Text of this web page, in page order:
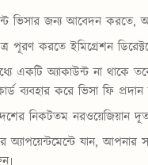
ভিসার জন্য আবেদন
পূরণ করতে ইমিগ্রেশন
একটি অ্যাকাউন্ট না
ব্যবহার করে ভিসা ফি
নিকটতম নরওয়েজিয়ান
যান,